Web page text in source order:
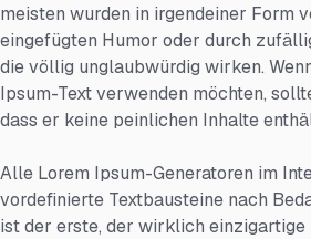
meisten wurden in irgendeiner Form
eingefügten Humor oder durch
die völlig unglaubwürdig wirken.
Ipsum-Text verwenden möchten,
dass er keine peinlichen Inhalte
Alle Lorem Ipsum-Generatoren im
vordefinierte Textbausteine ​​nach
ist der erste, der wirklich einzigartige